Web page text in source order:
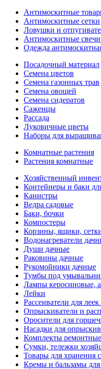
Антимоскитные
Антимоскитные сетки
Ловушки и
Антимоскитные
Одежда
Посадочный материал
Семена цветов
Семена газонных трав
Семена овощей
Семена сидератов
Саженцы
Рассада
Луковичные цветы
Наборы для
Комнатные растения
Растения комнатные
Хозяйственный
Контейнеры и баки
Канистры
Ведра садовые
Баки, бочки
Компостеры
Корзины, ящики,
Водонагреватели
Души дачные
Раковины дачные
Рукомойники дачные
Тумбы под
Лампы керосиновые,
Лейки
Рассеиватели для
Опрыскиватели и
Оросители для
Насадки для
Комплекты
Сумки, тележки
Товары для хранения
Кремы и бальзамы для